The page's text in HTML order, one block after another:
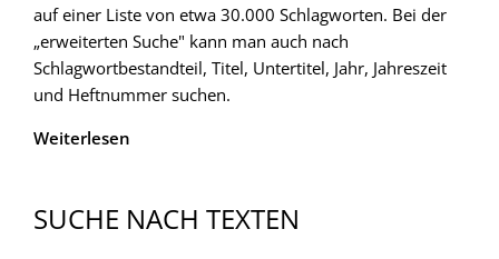
auf einer Liste von etwa 30.000 Schlagworten. Bei der
„erweiterten Suche" kann man auch nach
Schlagwortbestandteil, Titel, Untertitel, Jahr, Jahreszeit
und Heftnummer suchen.
Weiterlesen
SUCHE NACH TEXTEN